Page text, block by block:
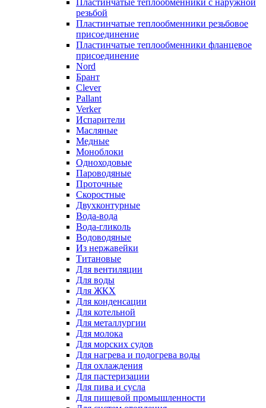
Пластинчатые теплообменники с наружной
резьбой
Пластинчатые теплообменники резьбовое
присоединение
Пластинчатые теплообменники фланцевое
присоединение
Nord
Брант
Clever
Pallant
Verker
Испарители
Масляные
Медные
Моноблоки
Одноходовые
Пароводяные
Проточные
Скоростные
Двухконтурные
Вода-вода
Вода-гликоль
Водоводяные
Из нержавейки
Титановые
Для вентиляции
Для воды
Для ЖКХ
Для конденсации
Для котельной
Для металлургии
Для молока
Для морских судов
Для нагрева и подогрева воды
Для охлаждения
Для пастеризации
Для пива и сусла
Для пищевой промышленности